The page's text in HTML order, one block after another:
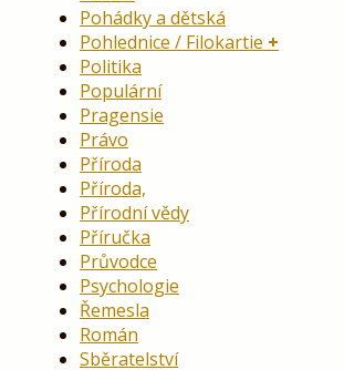
Pohádky a dětská
Pohlednice / Filokartie
Politika
Populární
Pragensie
Právo
Příroda
Příroda,
Přírodní vědy
Příručka
Průvodce
Psychologie
Řemesla
Román
Sběratelství